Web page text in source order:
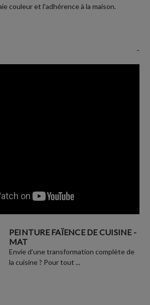
couleur et l'adhérence à la maison.
-
PEINTURE FAÏENCE DE CUISINE -
MAT
Envie d’une transformation complète de
la cuisine ? Pour tout ...